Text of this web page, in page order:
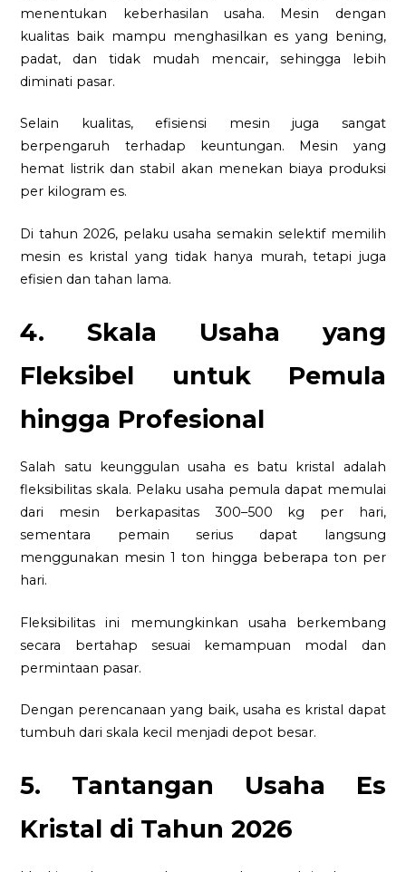
menentukan keberhasilan usaha. Mesin dengan
kualitas baik mampu menghasilkan es yang bening,
padat, dan tidak mudah mencair, sehingga lebih
diminati pasar.
Selain kualitas, efisiensi mesin juga sangat
berpengaruh terhadap keuntungan. Mesin yang
hemat listrik dan stabil akan menekan biaya produksi
per kilogram es.
Di tahun 2026, pelaku usaha semakin selektif memilih
mesin es kristal yang tidak hanya murah, tetapi juga
efisien dan tahan lama.
4. Skala Usaha yang
Fleksibel untuk Pemula
hingga Profesional
Salah satu keunggulan usaha es batu kristal adalah
fleksibilitas skala. Pelaku usaha pemula dapat memulai
dari mesin berkapasitas 300–500 kg per hari,
sementara pemain serius dapat langsung
menggunakan mesin 1 ton hingga beberapa ton per
hari.
Fleksibilitas ini memungkinkan usaha berkembang
secara bertahap sesuai kemampuan modal dan
permintaan pasar.
Dengan perencanaan yang baik, usaha es kristal dapat
tumbuh dari skala kecil menjadi depot besar.
5. Tantangan Usaha Es
Kristal di Tahun 2026